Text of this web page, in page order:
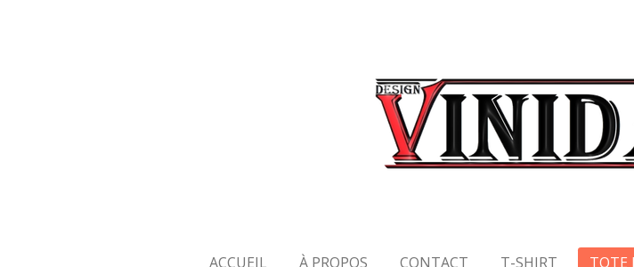
ACCUEIL À PROPOS CONTACT T-SHIRT TOTE